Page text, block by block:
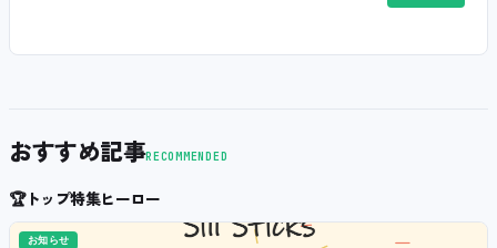
おすすめ記事RECOMMENDED
🏆トップ特集ヒーロー
お知らせ